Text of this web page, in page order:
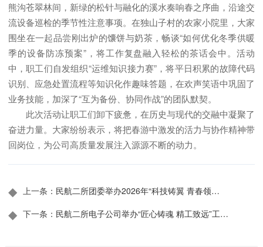
熊沟苍翠林间，新绿的松针与融化的溪水奏响春之序曲，沿途交
流设备巡检的季节性注意事项。在独山子村的农家小院里，大家
围坐在一起品尝刚出炉的馕饼与奶茶，畅谈“如何优化冬季供暖
季的设备防冻预案”，将工作复盘融入轻松的茶话会中。活动
中，职工们自发组织“运维知识接力赛”，将平日积累的故障代码
识别、应急处置流程等知识化作趣味答题，在欢声笑语中巩固了
业务技能，加深了“互为备份、协同作战”的团队默契。
此次活动让职工们卸下疲惫，在历史与现代的交融中凝聚了
奋进力量。大家纷纷表示，将把春游中激发的活力与协作精神带
回岗位，为公司高质量发展注入源源不断的动力。
◆ 上一条： 民航二所团委举办2026年“科技铸翼 青春领
◆ 下一条： 民航二所电子公司举办“匠心铸魂 精工致远”工匠